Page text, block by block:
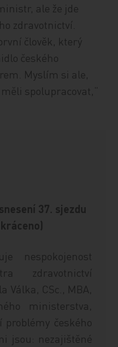
ale že jde
zdravotnictví.
člověk, který
českého
Myslím si ale,
spolupracovat,“
37. sjezdu
nespokojenost
zdravotnictví
Válka, CSc., MBA,
ministerstva,
problémy českého
jsou: nezajištěné